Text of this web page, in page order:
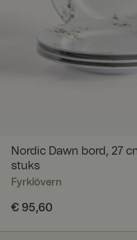
Nordic Dawn bord, 27
stuks
Fyrklövern
Prijs:€ 95,60
€ 95,60